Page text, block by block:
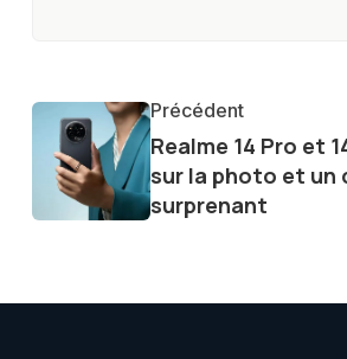
de la
le futur
Précédent
Realme 14 Pro et
sur la photo et un
surprenant